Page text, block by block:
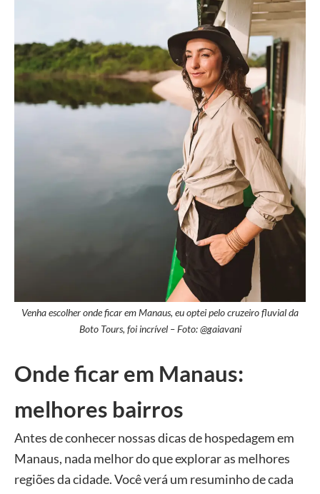
Venha escolher onde ficar em Manaus, eu optei pelo cruzeiro fluvial da
Boto Tours, foi incrível – Foto: @gaiavani
Onde ficar em Manaus:
melhores bairros
Antes de conhecer nossas dicas de hospedagem em
Manaus, nada melhor do que explorar as melhores
regiões da cidade. Você verá um resuminho de cada